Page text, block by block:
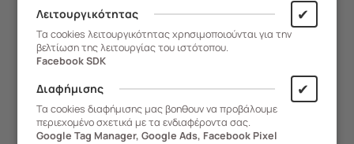
Πολυκαρμπονικό Πάνελ
Πάχους 5mm 4.67kg
Ανθρακί-Διάφανο Ανθρακί
51,40 €
43,50€
ΑΓΟΡΑ
Πολυκαρμπονικό Πάνελ
Πάχους 5mm 5.65kg
Ανθρακί-Διάφανο Ανθρακί
67,80
59,90 €
ΑΓΟΡΑ
Λειτουργικότητας ✔
Τα cookies λειτουργικότητας χρησιμοποιούνται για την
βελτίωση της λειτουργίας του ιστότοπου.
Facebook SDK
Διαφήμισης ✔
Τα cookies διαφήμισης μας βοηθουν να προβάλουμε
περιεχομένο σχετικά με τα ενδιαφέροντα σας.
Google Tag Manager, Google Ads, Facebook Pixel